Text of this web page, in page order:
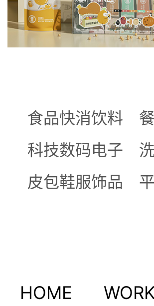
食品快消饮料
科技数码电子
皮包鞋服饰品
HOME